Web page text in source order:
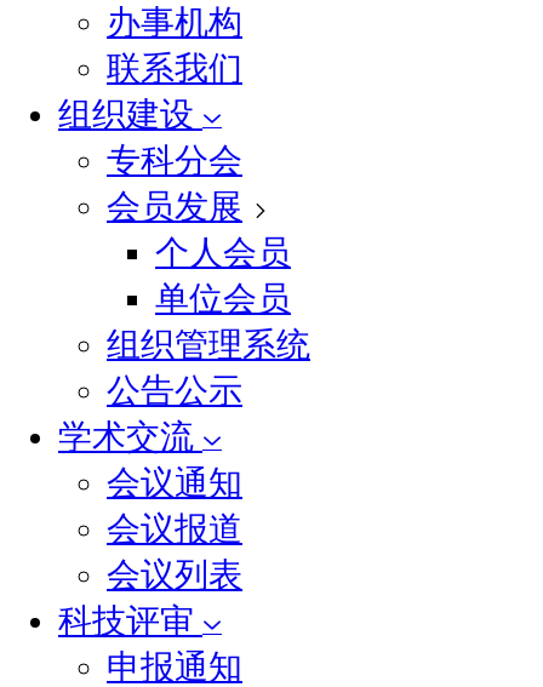
办事机构
联系我们
组织建设
专科分会
会员发展
个人会员
单位会员
组织管理系统
公告公示
学术交流
会议通知
会议报道
会议列表
科技评审
申报通知